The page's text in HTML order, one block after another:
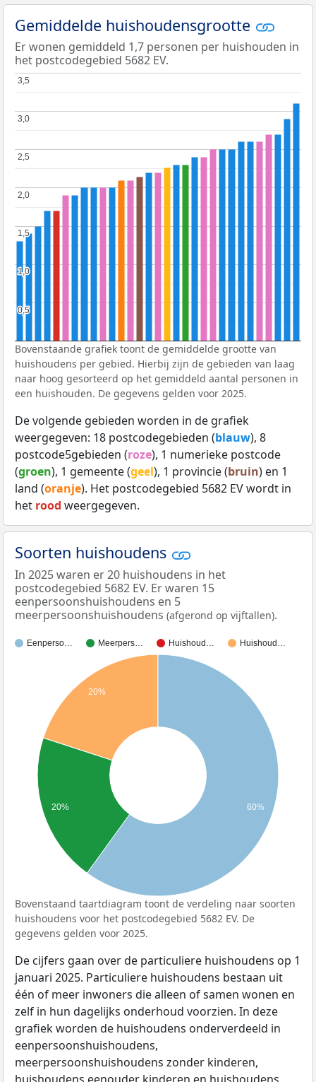
Gemiddelde huishoudensgrootte
Er wonen gemiddeld 1,7 personen per huishouden in
het postcodegebied 5682 EV.
0,5
0,5
1,0
1,0
1,5
1,5
2,0
2,0
2,5
2,5
3,0
3,0
3,5
3,5
Bovenstaande grafiek toont de gemiddelde grootte van
huishoudens per gebied. Hierbij zijn de gebieden van laag
naar hoog gesorteerd op het gemiddeld aantal personen in
een huishouden. De gegevens gelden voor 2025.
De volgende gebieden worden in de grafiek
weergegeven: 18 postcodegebieden (blauw), 8
postcode5gebieden (roze), 1 numerieke postcode
(groen), 1 gemeente (geel), 1 provincie (bruin) en 1
land (oranje). Het postcodegebied 5682 EV wordt in
het rood weergegeven.
Soorten huishoudens
In 2025 waren er 20 huishoudens in het
postcodegebied 5682 EV. Er waren 15
eenpersoonshuishoudens en 5
meerpersoonshuishoudens (afgerond op vijftallen).
Eenperso… Meerpers… Huishoud… Huishoud…
20%
20% 60%
Bovenstaand taartdiagram toont de verdeling naar soorten
huishoudens voor het postcodegebied 5682 EV. De
gegevens gelden voor 2025.
De cijfers gaan over de particuliere huishoudens op 1
januari 2025. Particuliere huishoudens bestaan uit
één of meer inwoners die alleen of samen wonen en
zelf in hun dagelijks onderhoud voorzien. In deze
grafiek worden de huishoudens onderverdeeld in
eenpersoonshuishoudens,
meerpersoonshuishoudens zonder kinderen,